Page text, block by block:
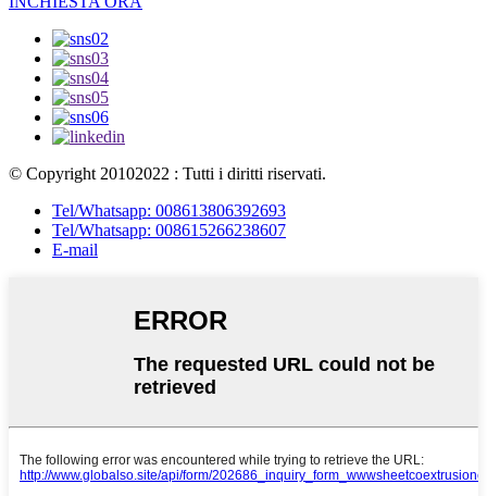
© Copyright 20102022 : Tutti i diritti riservati.
Tel/Whatsapp: 008613806392693
Tel/Whatsapp: 008615266238607
E-mail